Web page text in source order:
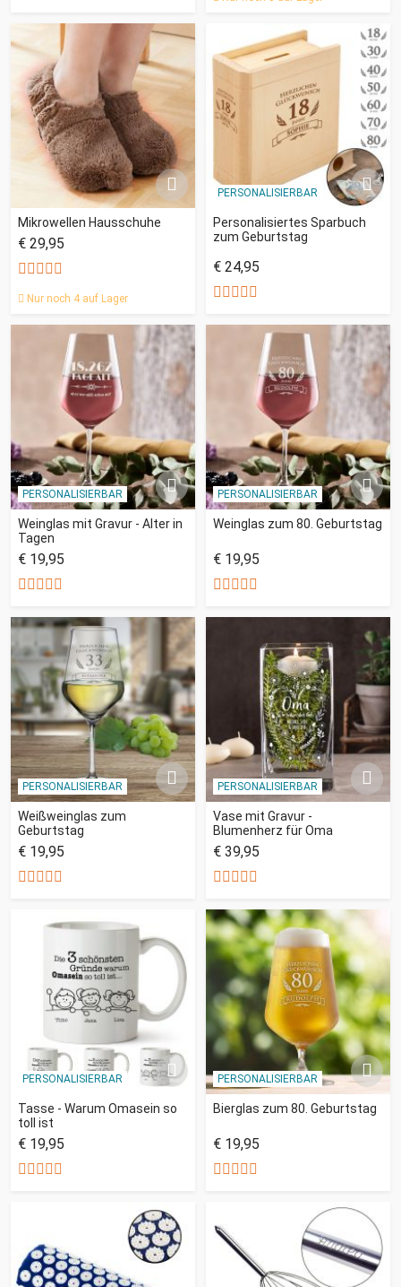
Mikrowellen Hausschuhe
€ 29,95
Nur noch 4 auf Lager
PERSONALISIERBAR
Personalisiertes Sparbuch
zum Geburtstag
€ 24,95
PERSONALISIERBAR
Weinglas mit Gravur - Alter in
Tagen
€ 19,95
PERSONALISIERBAR
Weinglas zum 80. Geburtstag
€ 19,95
PERSONALISIERBAR
Weißweinglas zum
Geburtstag
€ 19,95
PERSONALISIERBAR
Vase mit Gravur -
Blumenherz für Oma
€ 39,95
PERSONALISIERBAR
Tasse - Warum Omasein so
toll ist
€ 19,95
PERSONALISIERBAR
Bierglas zum 80. Geburtstag
€ 19,95